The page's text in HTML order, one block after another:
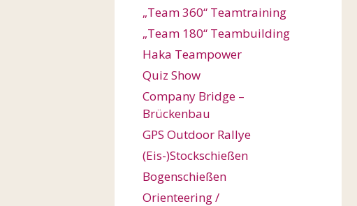
„Team 360“ Teamtraining
„Team 180“ Teambuilding
Haka Teampower
Quiz Show
Company Bridge –
Brückenbau
GPS Outdoor Rallye
(Eis-)Stockschießen
Bogenschießen
Orienteering /